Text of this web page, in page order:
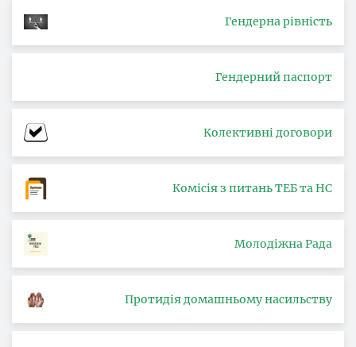
Гендерна рівність
Гендерний паспорт
Колективні договори
Комісія з питань ТЕБ та НС
Молодіжна Рада
Протидія домашньому насильству